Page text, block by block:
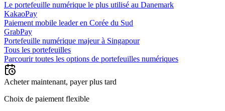
Le portefeuille numérique le plus utilisé au Danemark
KakaoPay
Paiement mobile leader en Corée du Sud
GrabPay
Portefeuille numérique majeur à Singapour
Tous les portefeuilles
Parcourir toutes les options de portefeuilles numériques
Acheter maintenant, payer plus tard
Choix de paiement flexible